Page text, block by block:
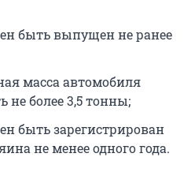
быть выпущен не ранее
масса автомобиля
не более 3,5 тонны;
быть зарегистрирован
не менее одного года.